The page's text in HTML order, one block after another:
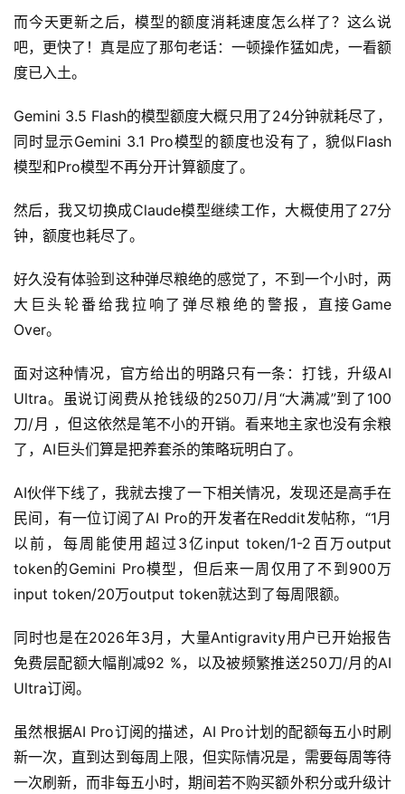
A
干
群
而今天更新之后，模型的额度消耗速度怎么样了？这么说
吧，更快了！真是应了那句老话：一顿操作猛如虎，一看额
度已入土。
Gemini 3.5 Flash的模型额度大概只用了24分钟就耗尽了，
同时显示Gemini 3.1 Pro模型的额度也没有了，貌似Flash
模型和Pro模型不再分开计算额度了。
然后，我又切换成Claude模型继续工作，大概使用了27分
钟，额度也耗尽了。
好久没有体验到这种弹尽粮绝的感觉了，不到一个小时，两
大巨头轮番给我拉响了弹尽粮绝的警报，直接Game
Over。
面对这种情况，官方给出的明路只有一条：打钱，升级AI
Ultra。虽说订阅费从抢钱级的250刀/月“大满减”到了100
刀/月 ，但这依然是笔不小的开销。看来地主家也没有余粮
了，AI巨头们算是把养套杀的策略玩明白了。
AI伙伴下线了，我就去搜了一下相关情况，发现还是高手在
民间，有一位订阅了AI Pro的开发者在Reddit发帖称，“1月
以前，每周能使用超过3亿input token/1-2百万output
token的Gemini Pro模型，但后来一周仅用了不到900万
input token/20万output token就达到了每周限额。
同时也是在2026年3月，大量Antigravity用户已开始报告
免费层配额大幅削减92 %，以及被频繁推送250刀/月的AI
Ultra订阅。
虽然根据AI Pro订阅的描述，AI Pro计划的配额每五小时刷
新一次，直到达到每周上限，但实际情况是，需要每周等待
一次刷新，而非每五小时，期间若不购买额外积分或升级计